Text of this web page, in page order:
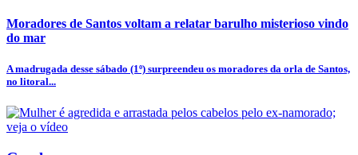
Moradores de Santos voltam a relatar barulho misterioso vindo
do mar
A madrugada desse sábado (1º) surpreendeu os moradores da orla de Santos,
no litoral...